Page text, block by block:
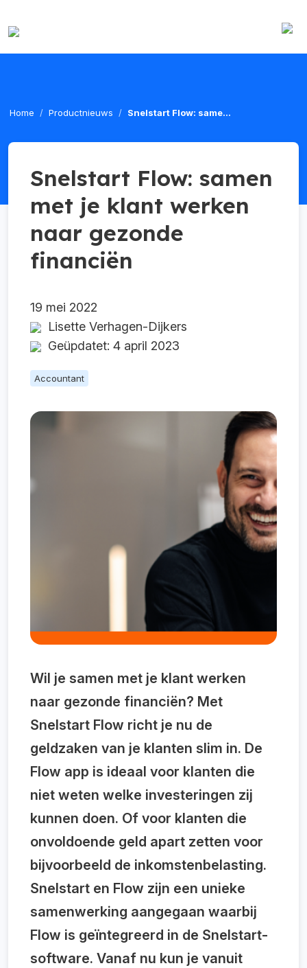
Home Productnieuws Snelstart Flow: same...
Snelstart Flow: samen
met je klant werken
naar gezonde
financiën
19 mei 2022
Lisette Verhagen-Dijkers
Geüpdatet: 4 april 2023
Accountant
Wil je samen met je klant werken
naar gezonde financiën? Met
Snelstart Flow richt je nu de
geldzaken van je klanten slim in. De
Flow app is ideaal voor klanten die
niet weten welke investeringen zij
kunnen doen. Of voor klanten die
onvoldoende geld apart zetten voor
bijvoorbeeld de inkomstenbelasting.
Snelstart en Flow zijn een unieke
samenwerking aangegaan waarbij
Flow is geïntegreerd in de Snelstart-
software. Vanaf nu kun je vanuit